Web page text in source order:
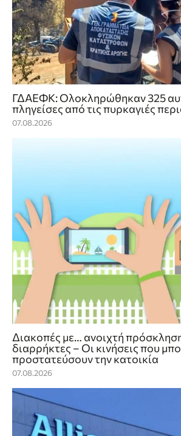
ΓΔΑΕΦΚ: Ολοκληρώθηκαν 325
πληγείσες από τις πυρκαγιές
07.08.2026
Διακοπές με… ανοιχτή
διαρρήκτες – Οι κινήσεις που
προστατεύσουν την κατοικία
07.08.2026